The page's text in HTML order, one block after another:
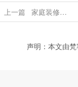
上一篇 家庭装修瓷砖的用量计算方法
声明：本文由